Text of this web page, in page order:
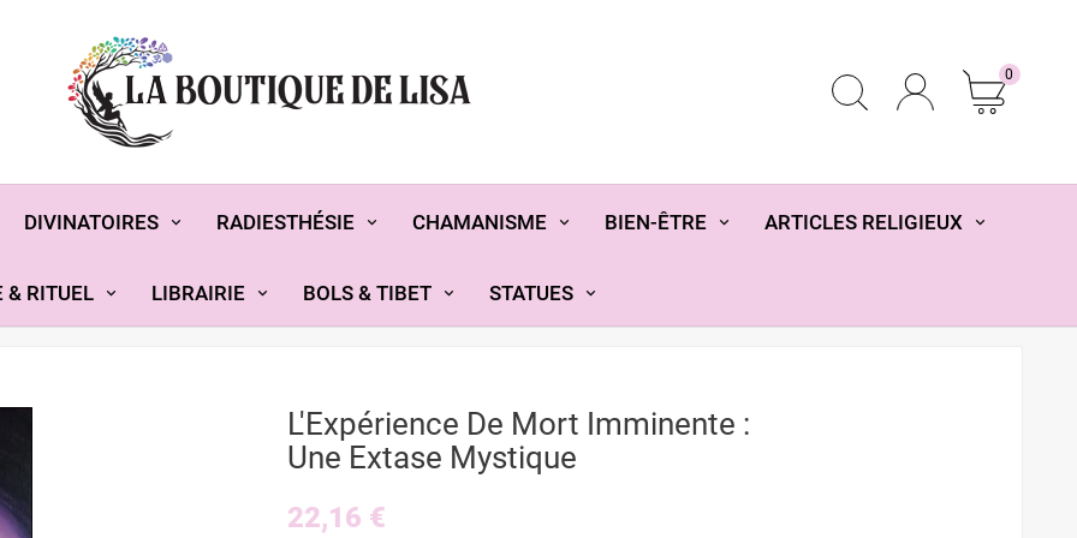
0
DIVINATOIRES RADIESTHÉSIE CHAMANISME BIEN-ÊTRE ARTICLES RELIGIEUX
& RITUEL LIBRAIRIE BOLS & TIBET STATUES
L'Expérience De Mort Imminente :
Une Extase Mystique
22,16 €